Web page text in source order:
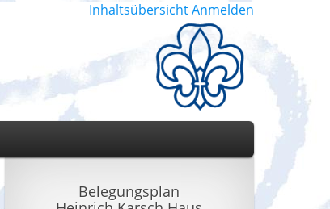
Inhaltsübersicht Anmelden
Belegungsplan